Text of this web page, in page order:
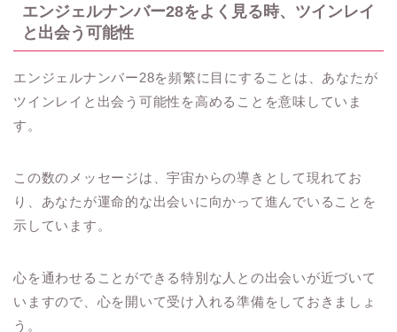
エンジェルナンバー28をよく見る時、ツインレイ
と出会う可能性
エンジェルナンバー28を頻繁に目にすることは、あなたが
ツインレイと出会う可能性を高めることを意味していま
す。
この数のメッセージは、宇宙からの導きとして現れてお
り、あなたが運命的な出会いに向かって進んでいることを
示しています。
心を通わせることができる特別な人との出会いが近づいて
いますので、心を開いて受け入れる準備をしておきましょ
う。